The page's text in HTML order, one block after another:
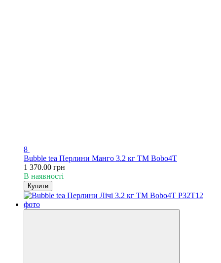
8
Bubble tea Перлини Манго 3.2 кг TM Bobo4T
1 370.00 грн
В наявності
Купити